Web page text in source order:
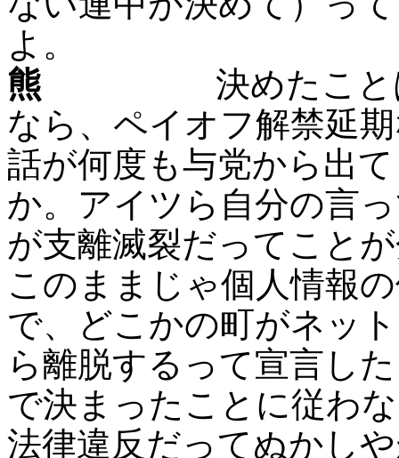
よ。
熊 決めたことは決
なら、ペイオフ解禁延
話が何度も与党から出
か。アイツら自分の言
が支離滅裂だってこと
このままじゃ個人情報
で、どこかの町がネッ
ら離脱するって宣言し
で決まったことに従わ
法律違反だってぬかし